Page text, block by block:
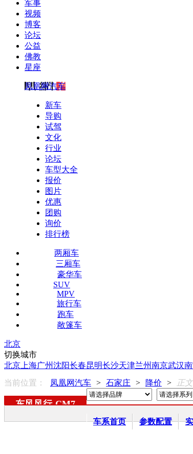
军事
视频
博客
论坛
公益
佛教
星座
凤凰网汽车
新车
导购
试驾
文化
行业
论坛
车型大全
报价
图片
优惠
团购
询价
排行榜
两厢车
三厢车
豪华车
SUV
MPV
旅行车
跑车
敞篷车
北京
切换城市
北京 上海广州沈阳长春昆明长沙天津兰州南京武汉
当前位置：
凤凰网汽车 > 石家庄 > 降价 > 正文
东风风行-CM7
车系首页 参数配置